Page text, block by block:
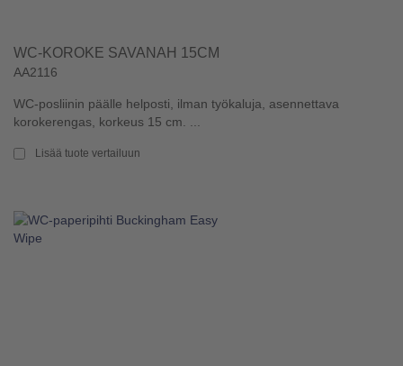
WC-KOROKE SAVANAH 15CM
AA2116
WC-posliinin päälle helposti, ilman työkaluja, asennettava
korokerengas, korkeus 15 cm. ...
Lisää tuote vertailuun